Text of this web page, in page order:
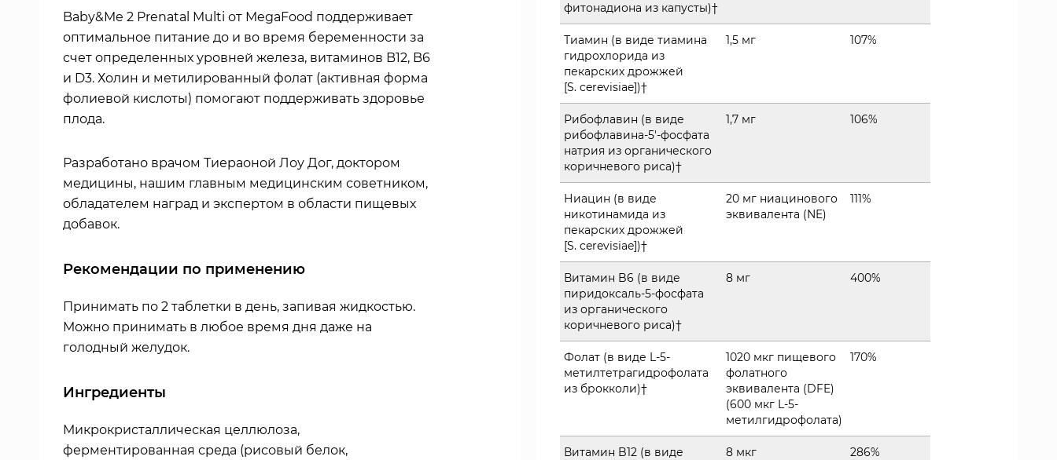
Baby&Me 2 Prenatal Multi от MegaFood поддерживает
оптимальное питание до и во время беременности за
счет определенных уровней железа, витаминов B12, B6
и D3. Холин и метилированный фолат (активная форма
фолиевой кислоты) помогают поддерживать здоровье
плода.
Разработано врачом Тиераоной Лоу Дог, доктором
медицины, нашим главным медицинским советником,
обладателем наград и экспертом в области пищевых
добавок.
Рекомендации по применению
Принимать по 2 таблетки в день, запивая жидкостью.
Можно принимать в любое время дня даже на
голодный желудок.
Ингредиенты
Микрокристаллическая целлюлоза,
ферментированная среда (рисовый белок,
фитонадиона из капусты)†
Тиамин (в виде тиамина
гидрохлорида из
пекарских дрожжей
[S. cerevisiae])†
1,5 мг 107%
Рибофлавин (в виде
рибофлавина-5'-фосфата
натрия из органического
коричневого риса)†
1,7 мг 106%
Ниацин (в виде
никотинамида из
пекарских дрожжей
[S. cerevisiae])†
20 мг ниацинового
эквивалента (NE)
111%
Витамин B6 (в виде
пиридоксаль-5-фосфата
из органического
коричневого риса)†
8 мг 400%
Фолат (в виде L-5-
метилтетрагидрофолата
из брокколи)†
1020 мкг пищевого
фолатного
эквивалента (DFE)
(600 мкг L-5-
метилгидрофолата)
170%
Витамин B12 (в виде
8 мкг 286%